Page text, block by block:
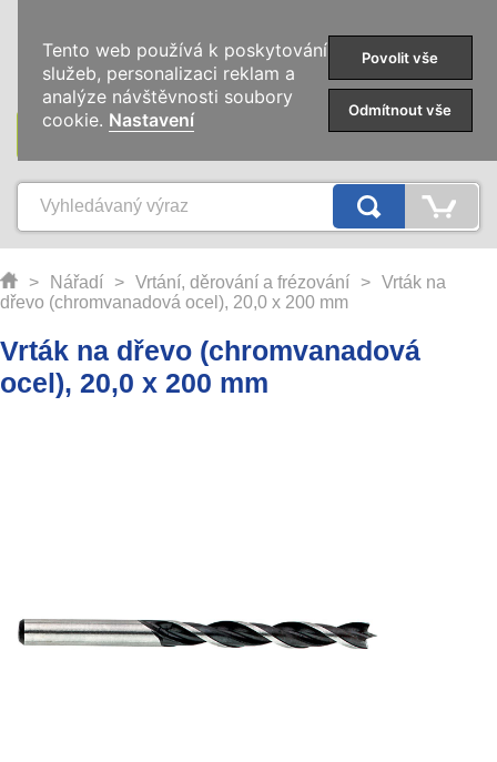
KATEGORIE
> Nářadí > Vrtání, děrování a frézování > Vrták na
dřevo (chromvanadová ocel), 20,0 x 200 mm
Vrták na dřevo (chromvanadová
ocel), 20,0 x 200 mm
Tento web používá k poskytování
služeb, personalizaci reklam a
analýze návštěvnosti soubory
cookie. Nastavení
Povolit vše
Odmítnout vše